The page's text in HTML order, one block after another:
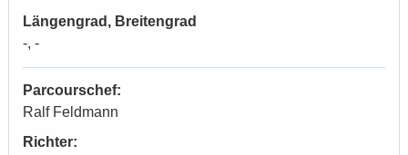
Längengrad, Breitengrad
-, -
Parcourschef:
Ralf Feldmann
Richter: